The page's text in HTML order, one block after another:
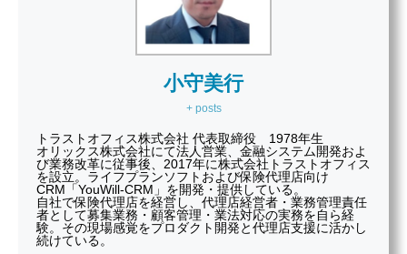
小守美行
+ posts
トラストオフィス株式会社 代表取締役 1978年生
オリックス株式会社にて法人営業、金融システム開発およ
び業務改革に従事後、2017年に株式会社トラストオフィス
を設立。ライフプランソフトおよび保険代理店向け
CRM「YouWill-CRM」を開発・提供している。
自社で保険代理店を経営し、代理店経営者・業務管理責任
者として募集業務・顧客管理・業法対応の実務を自ら経
験。その現場感覚をプロダクト開発と代理店支援に活かし
続けている。